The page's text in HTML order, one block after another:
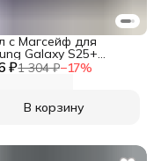
₽1 304 ₽−17%
с Магсейф для
Galaxy S25+
матовый с
В корзину